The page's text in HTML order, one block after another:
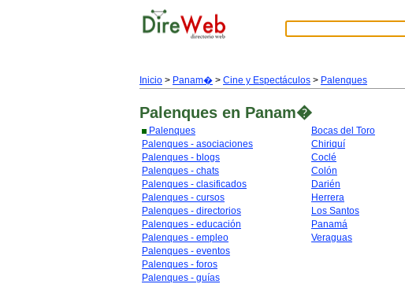
Inicio > Panam� > Cine y Espectáculos > Palenques
Palenques en Panam�
Palenques
Palenques - asociaciones
Palenques - blogs
Palenques - chats
Palenques - clasificados
Palenques - cursos
Palenques - directorios
Palenques - educación
Palenques - empleo
Palenques - eventos
Palenques - foros
Palenques - guías
Bocas del Toro
Chiriquí
Coclé
Colón
Darién
Herrera
Los Santos
Panamá
Veraguas